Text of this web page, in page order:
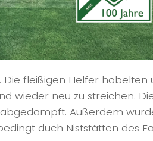
fleißigen Helfer hobelten
wieder neu zu streichen.
abgedampft. Außerdem
duch Niststätten des